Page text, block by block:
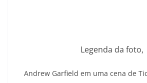
Legenda da foto,
Andrew Garfield em uma cena de